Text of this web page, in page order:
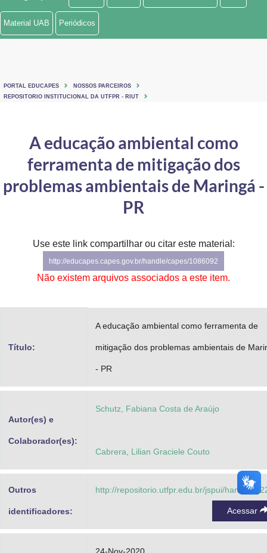
Ministério de Minas e Energia
Ministério do Turismo
Controladoria-Geral da União
Ministério da Mulher, da Família e dos Direitos Humanos
Gabinete de Segurança Institucional
Advocacia-Geral da União
Material UAB Periódicos
PORTAL EDUCAPES
NOSSOS PARCEIROS
REPOSITORIO INSTITUCIONAL DA UTFPR - RIUT
A educação ambiental como
ferramenta de mitigação dos
problemas ambientais de Maringá -
PR
Use este link compartilhar ou citar este material:
http://educapes.capes.gov.br/handle/capes/1086092
Não existem arquivos associados a este item.
Título:
A educação ambiental como ferramenta de
mitigação dos problemas ambientais de
- PR
Autor(es) e
Colaborador(es):
Schutz, Fabiana Costa de Araújo
Cabrera, Lilian Graciele Couto
Outros
identificadores:
http://repositorio.utfpr.edu.br/jspui/handle/1/
Acessar